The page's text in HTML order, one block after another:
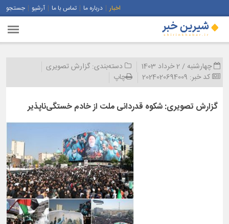
اخبار درباره ما تماس با ما آرشیو جستجو
چهارشنبه / 2 خرداد 1403 دسته‌بندی: گزارش تصویری
کد خبر: 2024020694009 چاپ
گزارش تصویری: شکوه قدردانی ملت از خادم خستگی‌ناپذیر